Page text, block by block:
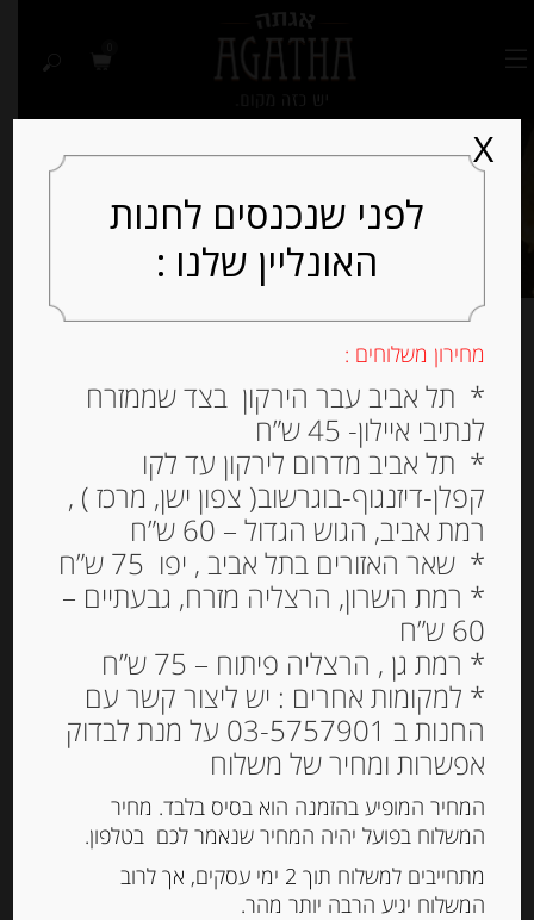
מציג 1–16 מתוך 16 תוצאות
למיין לפי פופולריות
Out of
Stock
חמאת פרמג’אנו רג’אנו ללא מלח 250
גרם
לפני שנכנסים לחנות
האונליין שלנו :
מחירון משלוחים :
* תל אביב עבר הירקון בצד שממזרח
לנתיבי איילון- 45 ש”ח
* תל אביב מדרום לירקון עד לקו
קפלן-דיזנגוף-בוגרשוב( צפון ישן, מרכז ) ,
רמת אביב, הגוש הגדול – 60 ש”ח
* שאר האזורים בתל אביב , יפו 75 ש”ח
* רמת השרון, הרצליה מזרח, גבעתיים –
60 ש”ח
* רמת גן , הרצליה פיתוח – 75 ש”ח
* למקומות אחרים : יש ליצור קשר עם
החנות ב 03-5757901 על מנת לבדוק
אפשרות ומחיר של משלוח
המחיר המופיע בהזמנה הוא בסיס בלבד. מחיר
המשלוח בפועל יהיה המחיר שנאמר לכם בטלפון.
מתחייבים למשלוח תוך 2 ימי עסקים, אך לרוב
המשלוח יגיע הרבה יותר מהר.
X